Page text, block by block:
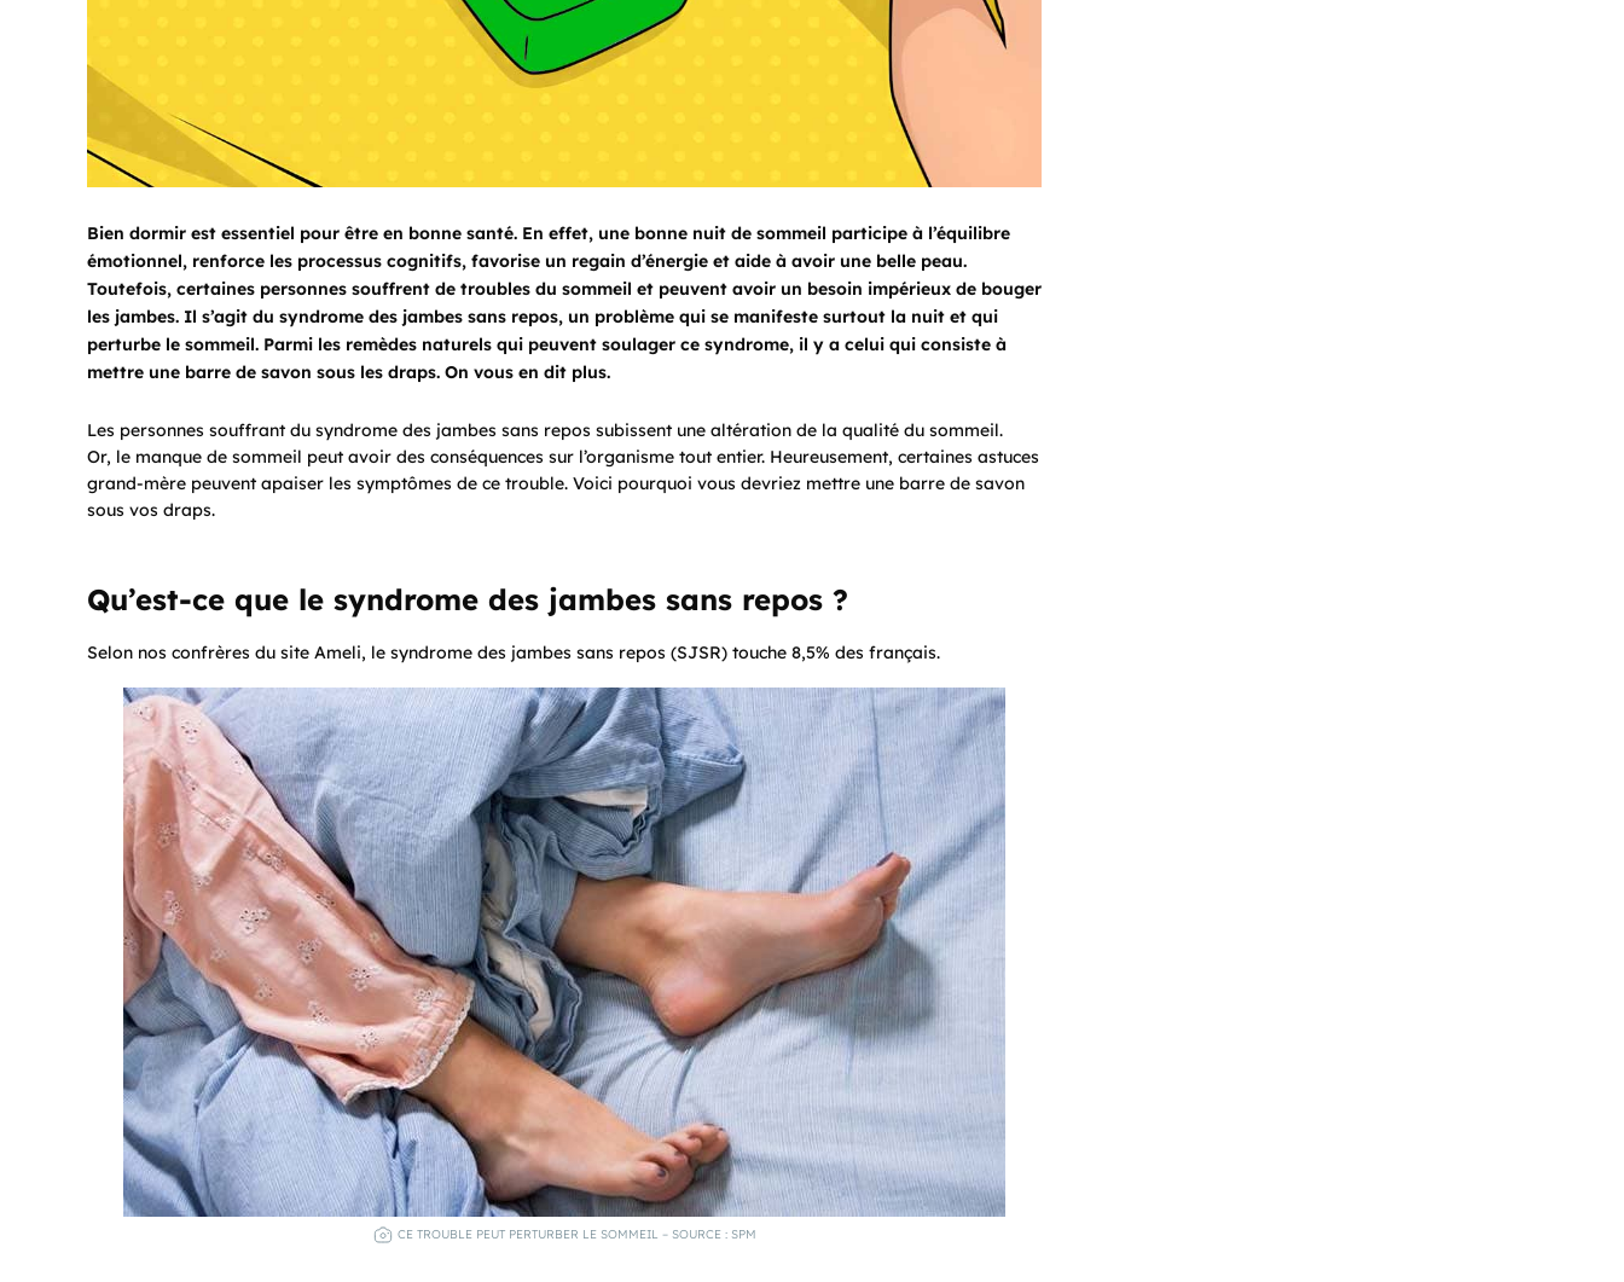
Bien dormir est essentiel pour être en bonne santé. En effet, une bonne nuit de sommeil participe à l’équilibre
émotionnel, renforce les processus cognitifs, favorise un regain d’énergie et aide à avoir une belle peau.
Toutefois, certaines personnes souffrent de troubles du sommeil et peuvent avoir un besoin impérieux de bouger
les jambes. Il s’agit du syndrome des jambes sans repos, un problème qui se manifeste surtout la nuit et qui
perturbe le sommeil. Parmi les remèdes naturels qui peuvent soulager ce syndrome, il y a celui qui consiste à
mettre une barre de savon sous les draps. On vous en dit plus.
Les personnes souffrant du syndrome des jambes sans repos subissent une altération de la qualité du sommeil.
Or, le manque de sommeil peut avoir des conséquences sur l’organisme tout entier. Heureusement, certaines astuces
grand-mère peuvent apaiser les symptômes de ce trouble. Voici pourquoi vous devriez mettre une barre de savon
sous vos draps.
Qu’est-ce que le syndrome des jambes sans repos ?
Selon nos confrères du site Ameli, le syndrome des jambes sans repos (SJSR) touche 8,5% des français.
CE TROUBLE PEUT PERTURBER LE SOMMEIL – SOURCE : SPM